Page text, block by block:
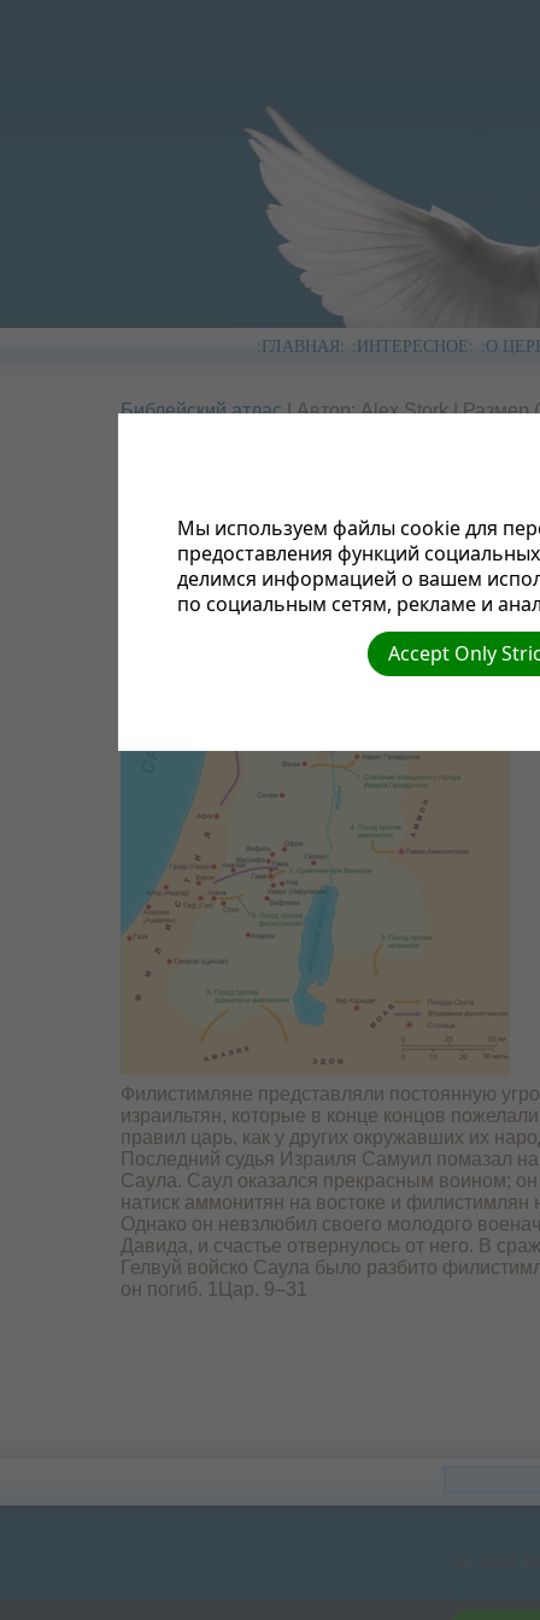
:ГЛАВНАЯ: :ИНТЕРЕСНОЕ: :О
Библейский атлас| Автор: Alex Stork | Размер
Царство Саула
Филистимляне представляли постоянную
израильтян, которые в конце концов
правил царь, как у других окружавших их
Последний судья Израиля Самуил помазал
Саула. Саул оказался прекрасным воином; он
натиск аммонитян на востоке и филистимлян
Однако он невзлюбил своего молодого
Давида, и счастье отвернулось от него. В
Гелвуй войско Саула было разбито
он погиб. 1Цар. 9–31
Мы используем файлы cookie для
предоставления функций
делимся информацией о вашем
по социальным сетям, рекламе и
Accept Only